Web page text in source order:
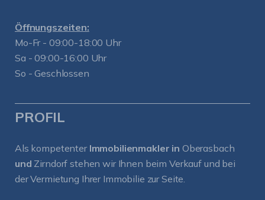
Öffnungszeiten:
Mo-Fr - 09:00-18:00 Uhr
Sa - 09:00-16:00 Uhr
So - Geschlossen
PROFIL
Als kompetenter Immobilienmakler in Oberasbach
und Zirndorf stehen wir Ihnen beim Verkauf und bei
der Vermietung Ihrer Immobilie zur Seite.